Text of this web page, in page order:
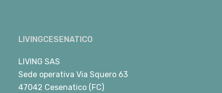
LIVINGCESENATICO
LIVING SAS
Sede operativa Via Squero 63
47042 Cesenatico (FC)